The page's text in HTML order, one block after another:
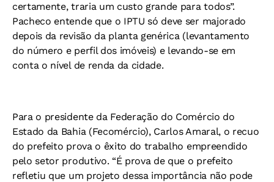
certamente, traria um custo grande para todos”.
Pacheco entende que o IPTU só deve ser majorado
depois da revisão da planta genérica (levantamento
do número e perfil dos imóveis) e levando-se em
conta o nível de renda da cidade.
Para o presidente da Federação do Comércio do
Estado da Bahia (Fecomércio), Carlos Amaral, o recuo
do prefeito prova o êxito do trabalho empreendido
pelo setor produtivo. “É prova de que o prefeito
refletiu que um projeto dessa importância não pode